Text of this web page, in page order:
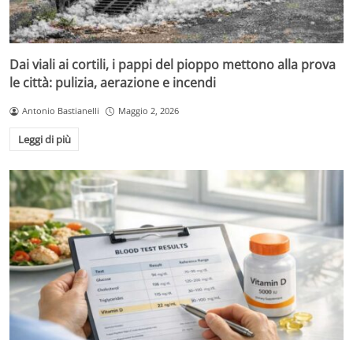
Dai viali ai cortili, i pappi del pioppo mettono alla prova
le città: pulizia, aerazione e incendi
Antonio Bastianelli Maggio 2, 2026
Leggi di più